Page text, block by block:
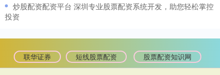
​炒股配资配资平台 深圳专业股票配资系统开发，助您轻松掌控
投资
联华证券 短线股票配资 股票配资知识网